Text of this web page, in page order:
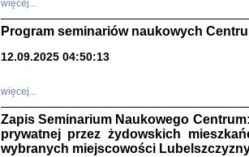
więcej...
Program seminariów naukowych
12.09.2025 04:50:13
więcej...
Zapis Seminarium Naukowego
prywatnej przez żydowskich
wybranych miejscowości